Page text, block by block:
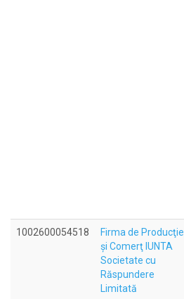
1002600054518
Firma de Producţie
şi Comerţ IUNTA
Societate cu
Răspundere
Limitată